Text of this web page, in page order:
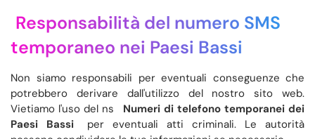
Responsabilità del numero SMS
temporaneo nei Paesi Bassi
Non siamo responsabili per eventuali conseguenze che
potrebbero derivare dall'utilizzo del nostro sito web.
Vietiamo l'uso del ns
Numeri di telefono temporanei dei
Paesi Bassi
per eventuali atti criminali. Le autorità